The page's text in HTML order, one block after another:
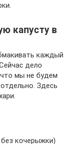
капусту в
каждый
дело
мы не будем
Здесь
без кочерыжки)